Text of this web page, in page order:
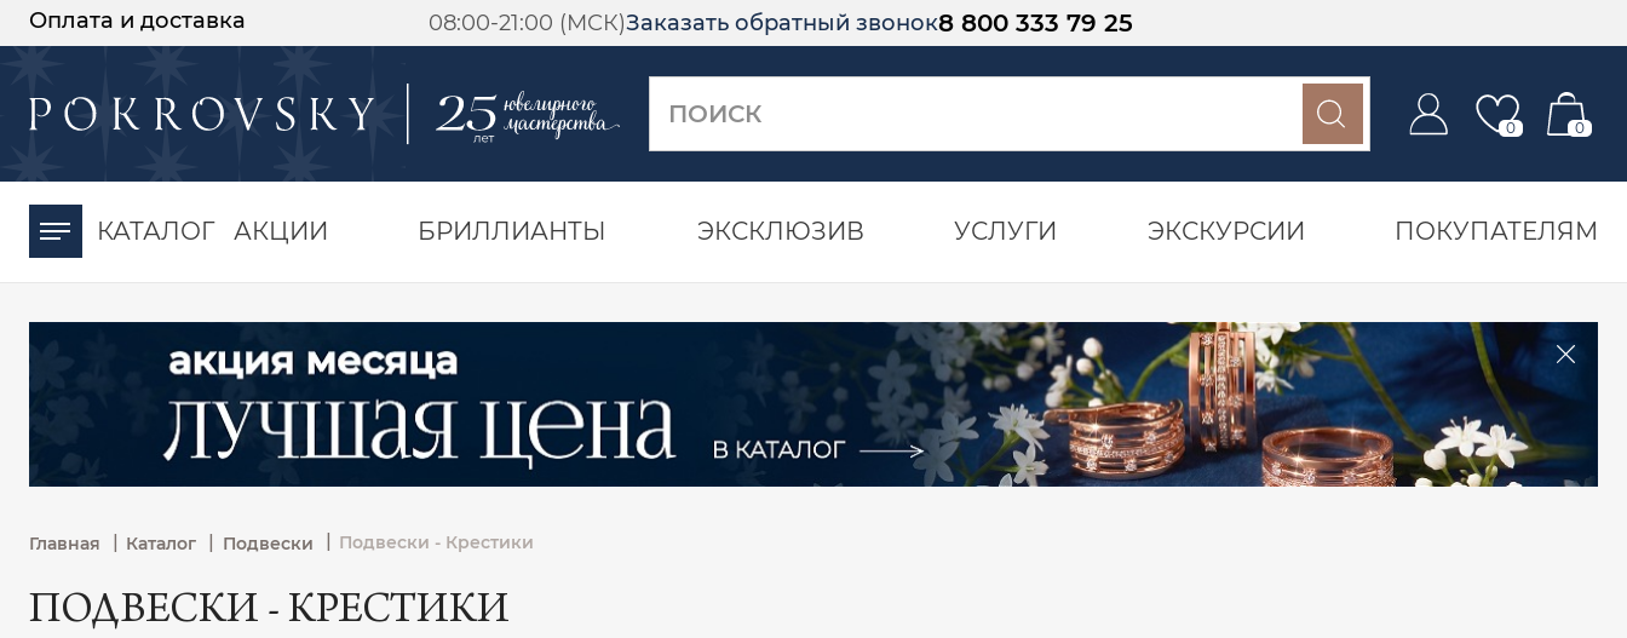
Оплата и доставка 08:00-21:00 (МСК)Заказать обратный звонок8 800 333 79 25
0 0
КАТАЛОГ АКЦИИ БРИЛЛИАНТЫ ЭКСКЛЮЗИВ УСЛУГИ ЭКСКУРСИИ ПОКУПАТЕЛЯМ
Главная | Каталог | Подвески Подвески - Крестики
ПОДВЕСКИ - КРЕСТИКИ
-30%
момента оплаты